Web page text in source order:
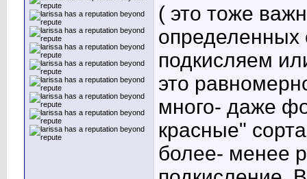
( это тоже
определенных
подкисляем
это
много- даже
красные"
более- менее